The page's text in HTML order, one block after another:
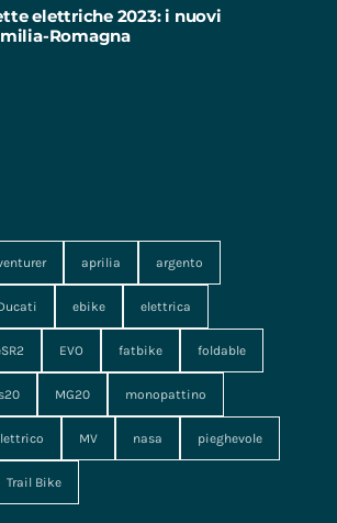
elettriche 2023: i nuovi
Romagna
aprilia argento
ebike elettrica
EVO fatbike foldable
MG20 monopattino
MV nasa pieghevole
Trail Bike